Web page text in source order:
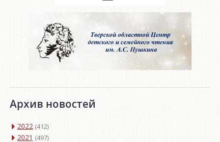
Архив новостей
2022 (412)
2021 (497)